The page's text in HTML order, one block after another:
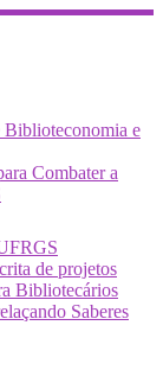
Biblioteconomia e
Combater a
de projetos
Bibliotecários
Saberes